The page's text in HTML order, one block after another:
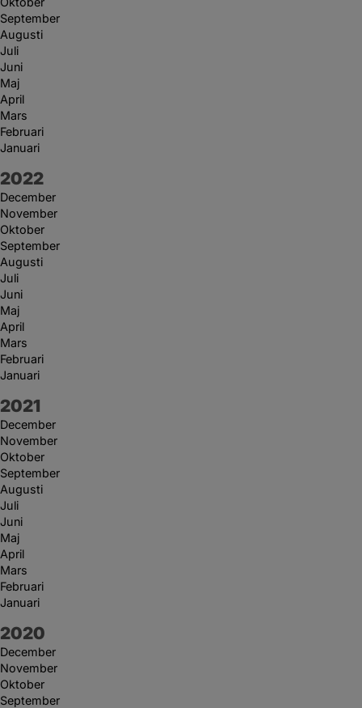
September
Augusti
Juli
Juni
Maj
April
Mars
Februari
Januari
År:
2022
December
November
Oktober
September
Augusti
Juli
Juni
Maj
April
Mars
Februari
Januari
År:
2021
December
November
Oktober
September
Augusti
Juli
Juni
Maj
April
Mars
Februari
Januari
År:
2020
December
November
Oktober
September